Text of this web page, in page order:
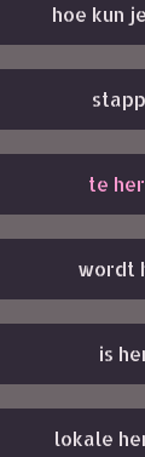
hoe kun
te
wordt
is
lokale